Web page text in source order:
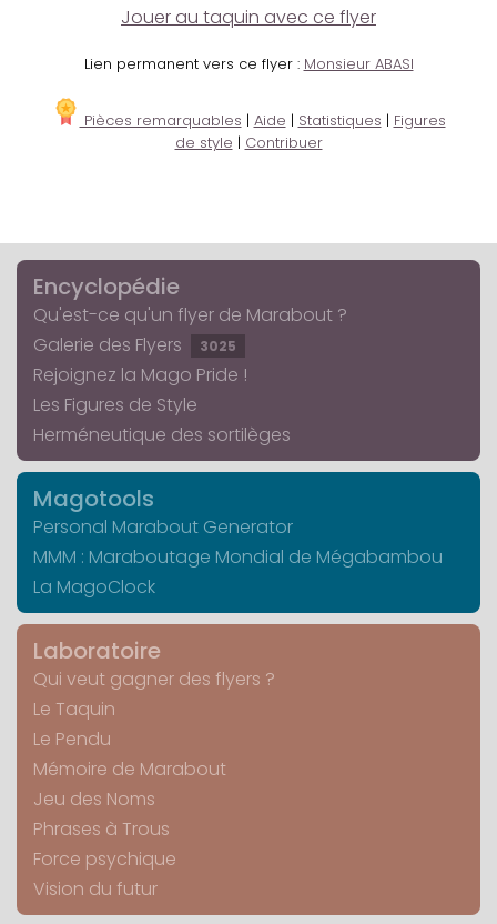
Jouer au taquin avec ce flyer
Lien permanent vers ce flyer : Monsieur ABASI
Pièces remarquables | Aide | Statistiques | Figures
de style | Contribuer
Encyclopédie
Qu'est-ce qu'un flyer de Marabout ?
Galerie des Flyers
3025
Rejoignez la Mago Pride !
Les Figures de Style
Herméneutique des sortilèges
Magotools
Personal Marabout Generator
MMM : Maraboutage Mondial de Mégabambou
La MagoClock
Laboratoire
Qui veut gagner des flyers ?
Le Taquin
Le Pendu
Mémoire de Marabout
Jeu des Noms
Phrases à Trous
Force psychique
Vision du futur